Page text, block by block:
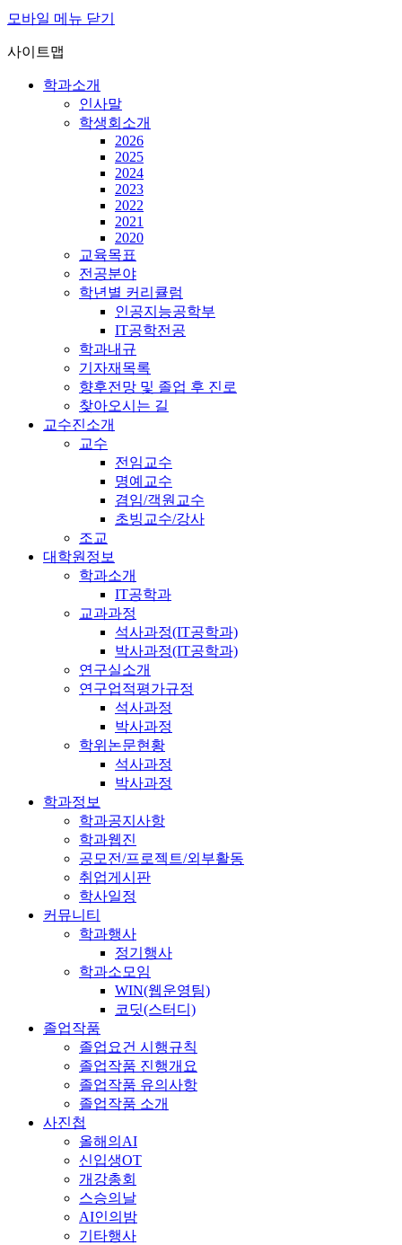
모바일 메뉴 닫기
사이트맵
학과소개
인사말
학생회소개
2026
2025
2024
2023
2022
2021
2020
교육목표
전공분야
학년별 커리큘럼
인공지능공학부
IT공학전공
학과내규
기자재목록
향후전망 및 졸업 후 진로
찾아오시는 길
교수진소개
교수
전임교수
명예교수
겸임/객원교수
초빙교수/강사
조교
대학원정보
학과소개
IT공학과
교과과정
석사과정(IT공학과)
박사과정(IT공학과)
연구실소개
연구업적평가규정
석사과정
박사과정
학위논문현황
석사과정
박사과정
학과정보
학과공지사항
학과웹진
공모전/프로젝트/외부활동
취업게시판
학사일정
커뮤니티
학과행사
정기행사
학과소모임
WIN(웹운영팀)
코딧(스터디)
졸업작품
졸업요건 시행규칙
졸업작품 진행개요
졸업작품 유의사항
졸업작품 소개
사진첩
올해의AI
신입생OT
개강총회
스승의날
AI인의밤
기타행사